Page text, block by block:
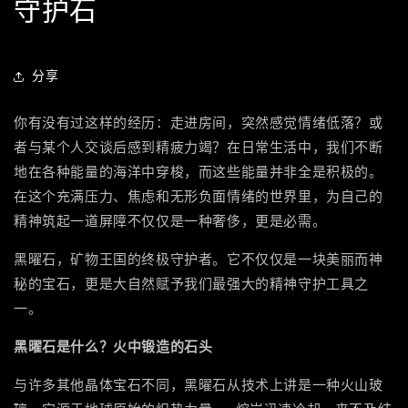
守护石
分享
你有没有过这样的经历：走进房间，突然感觉情绪低落？或
者与某个人交谈后感到精疲力竭？在日常生活中，我们不断
地在各种能量的海洋中穿梭，而这些能量并非全是积极的。
在这个充满压力、焦虑和无形负面情绪的世界里，为自己的
精神筑起一道屏障不仅仅是一种奢侈，更是必需。
黑曜石，矿物王国的终极守护者。它不仅仅是一块美丽而神
秘的宝石，更是大自然赋予我们最强大的精神守护工具之
一。
黑曜石是什么？火中锻造的石头
与许多其他晶体宝石不同，黑曜石从技术上讲是一种火山玻